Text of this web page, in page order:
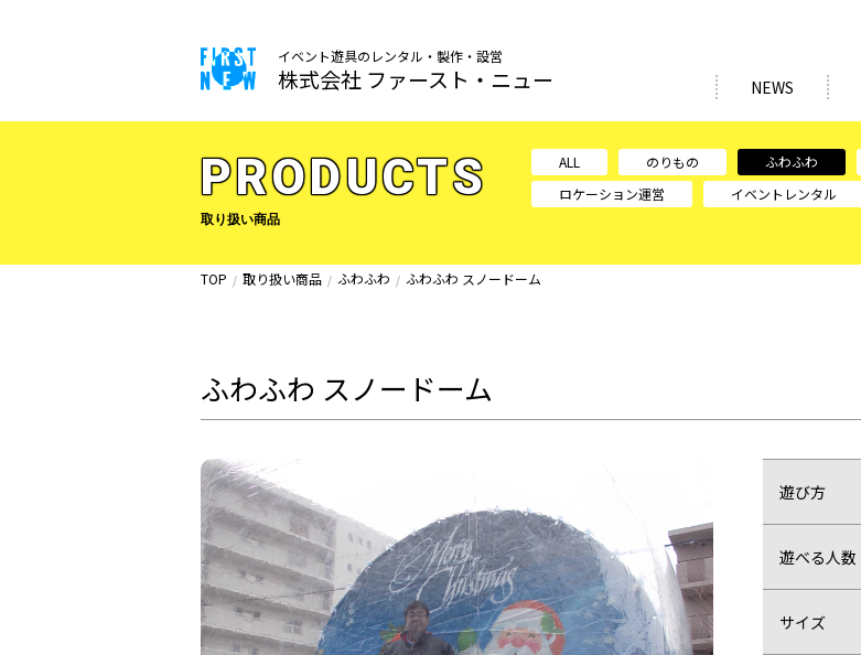
イベント遊具のレンタル・製作・設営
株式会社 ファースト・ニュー NEWS
PRODUCTS
取り扱い商品
ALL のりもの ふわふわ
ロケーション運営
イベントレンタル
TOP 取り扱い商品 ふわふわ ふわふわ スノードーム
ふわふわ スノードーム
遊び方
遊べる人数
サイズ